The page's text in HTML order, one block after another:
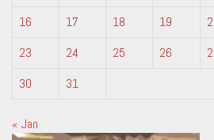
16
17 18 19
23
24 25 26
30
31
« Jan